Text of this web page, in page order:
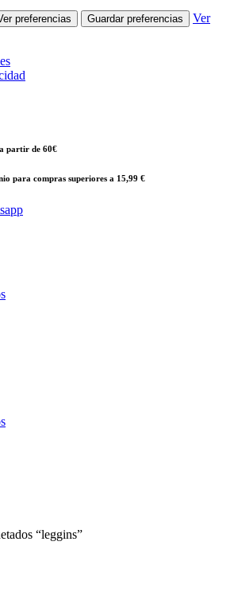
preferencias Guardar preferencias
Ver
partir de 60€
para compras superiores a 15,99 €
“leggins”